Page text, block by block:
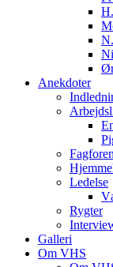
Anekdoter
Ledelse
Rygter
Galleri
Om VHS